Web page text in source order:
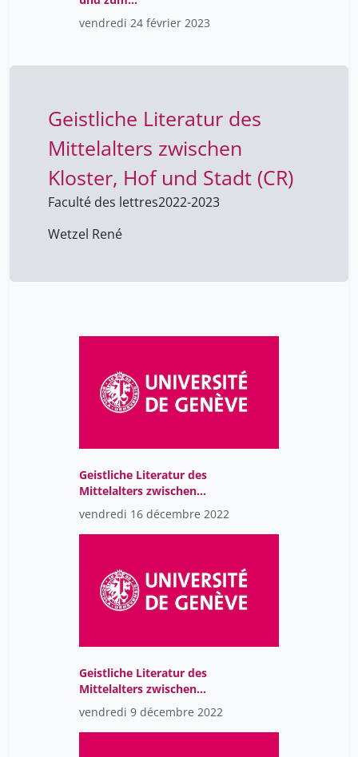
berelowitch wladimir
grandjean michel 42
mongin olivier
volokhine youri
waterlot ghislain 2
frühneuzeitlichen
Theater (CR)
vendredi 24 février 2023
Geistliche Literatur des
Mittelalters zwischen
Kloster, Hof und Stadt (CR)
Faculté des lettres2022-2023
Wetzel René
Geistliche Literatur des
Mittelalters zwischen
Kloster, Hof und Stadt
(CR)
vendredi 16 décembre 2022
Geistliche Literatur des
Mittelalters zwischen
Kloster, Hof und Stadt
(CR)
vendredi 9 décembre 2022